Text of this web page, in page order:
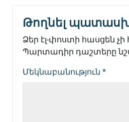
Թողնել
Ձեր էլ-փոստի հասցեն
Պարտադիր դաշտերը
Մեկնաբանություն *